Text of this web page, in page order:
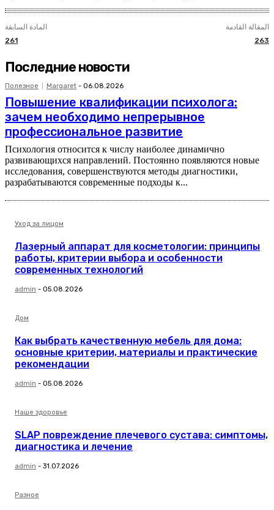
المادة السابقة
261
المقالة القادمة
263
Последние новости
Полезное Margaret - 06.08.2026
Повышение квалификации психолога:
зачем необходимо непрерывное
профессиональное развитие
Психология относится к числу наиболее динамично
развивающихся направлений. Постоянно появляются новые
исследования, совершенствуются методы диагностики,
разрабатываются современные подходы к...
Уход за лицом
Лазерный аппарат для косметологии: принципы
работы, критерии выбора и особенности
современных технологий
admin - 05.08.2026
Дом
Как выбрать качественную мебель для дома:
основные критерии, материалы и практические
рекомендации
admin - 05.08.2026
Наше здоровье
SLAP повреждение плечевого сустава: симптомы,
диагностика и лечение
admin - 31.07.2026
Разное